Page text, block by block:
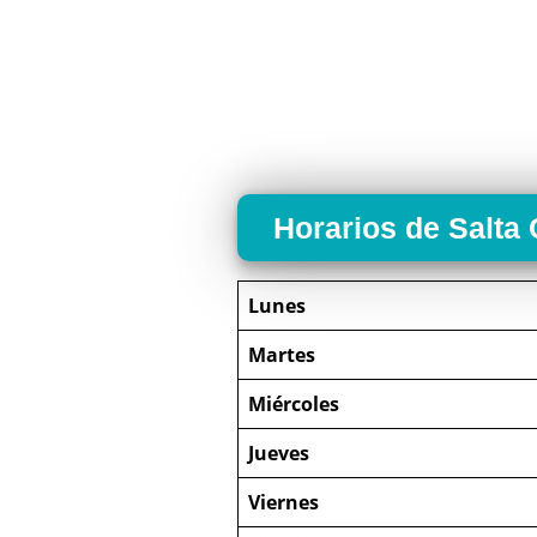
Horarios de Salta
Lunes
Martes
Miércoles
Jueves
Viernes